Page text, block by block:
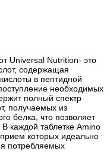
Universal Nutrition- это
содержащая
в пептидной
необходимых
полный спектр
получаемых из
белка, что позволяет
каждой таблетке Amino
которых идеально
потребляемых